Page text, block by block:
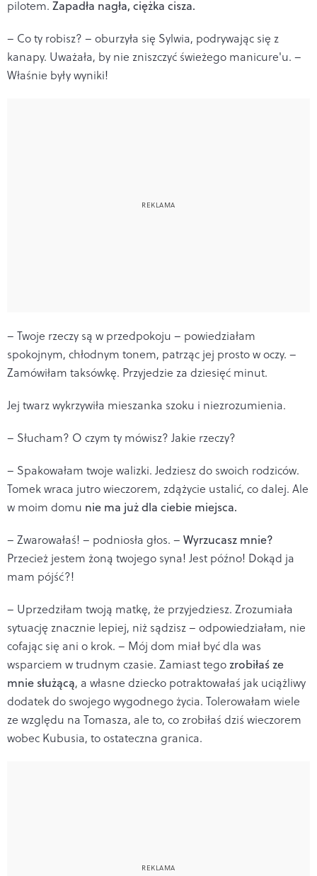
pilotem. Zapadła nagła, ciężka cisza.
– Co ty robisz? – oburzyła się Sylwia, podrywając się z
kanapy. Uważała, by nie zniszczyć świeżego manicure'u. –
Właśnie były wyniki!
– Twoje rzeczy są w przedpokoju – powiedziałam
spokojnym, chłodnym tonem, patrząc jej prosto w oczy. –
Zamówiłam taksówkę. Przyjedzie za dziesięć minut.
Jej twarz wykrzywiła mieszanka szoku i niezrozumienia.
– Słucham? O czym ty mówisz? Jakie rzeczy?
– Spakowałam twoje walizki. Jedziesz do swoich rodziców.
Tomek wraca jutro wieczorem, zdążycie ustalić, co dalej. Ale
w moim domu nie ma już dla ciebie miejsca.
– Zwarowałaś! – podniosła głos. – Wyrzucasz mnie?
Przecież jestem żoną twojego syna! Jest późno! Dokąd ja
mam pójść?!
– Uprzedziłam twoją matkę, że przyjedziesz. Zrozumiała
sytuację znacznie lepiej, niż sądzisz – odpowiedziałam, nie
cofając się ani o krok. – Mój dom miał być dla was
wsparciem w trudnym czasie. Zamiast tegozrobiłaś ze
mnie służącą, a własne dziecko potraktowałaś jak uciążliwy
dodatek do swojego wygodnego życia. Tolerowałam wiele
ze względu na Tomasza, ale to, co zrobiłaś dziś wieczorem
wobec Kubusia, to ostateczna granica.